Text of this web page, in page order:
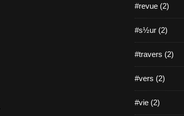
#revue (2)
#s½ur (2)
#travers (2)
#vers (2)
#vie (2)